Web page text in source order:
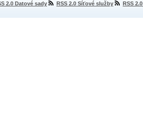
2.0 Datové sady RSS 2.0 Síťové služby RSS